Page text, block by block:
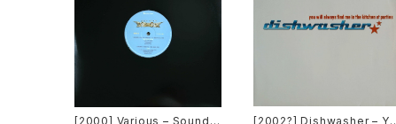
[2000] Various – Sound F
[2002?] Dishwasher – Yo